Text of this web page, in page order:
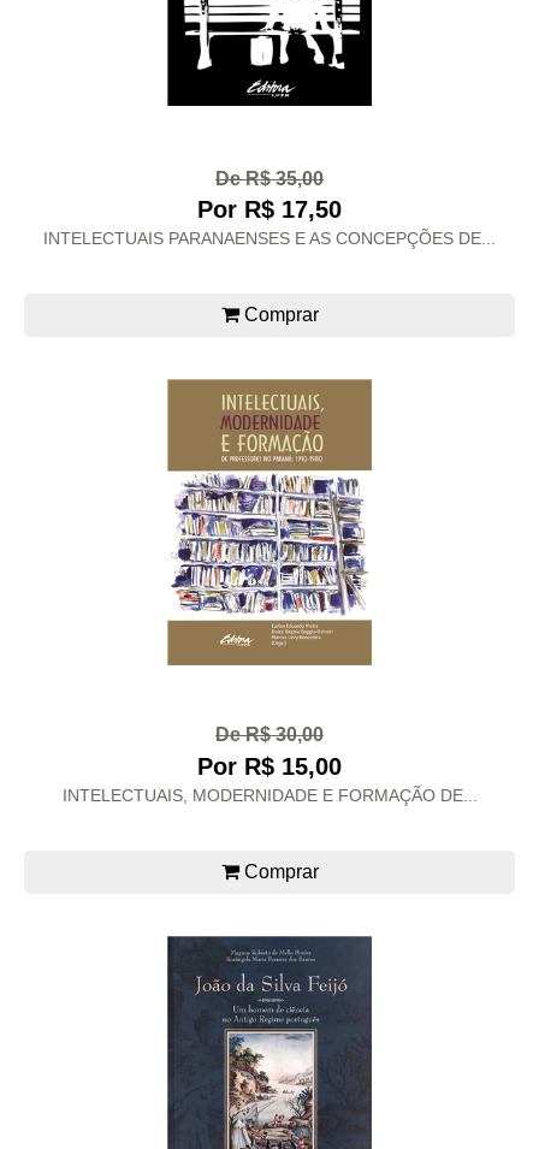
De R$ 35,00
Por R$ 17,50
INTELECTUAIS PARANAENSES E AS CONCEPÇÕES DE...
Comprar
De R$ 30,00
Por R$ 15,00
INTELECTUAIS, MODERNIDADE E FORMAÇÃO DE...
Comprar